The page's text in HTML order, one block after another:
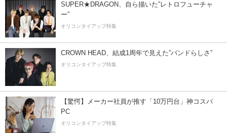
SUPER★DRAGON、自ら描いた”レトロフューチャ
ー”
オリコンタイアップ特集
CROWN HEAD、結成1周年で見えた”バンドらしさ”
オリコンタイアップ特集
【驚愕】メーカー社員が推す「10万円台」神コスパ
PC
オリコンタイアップ特集